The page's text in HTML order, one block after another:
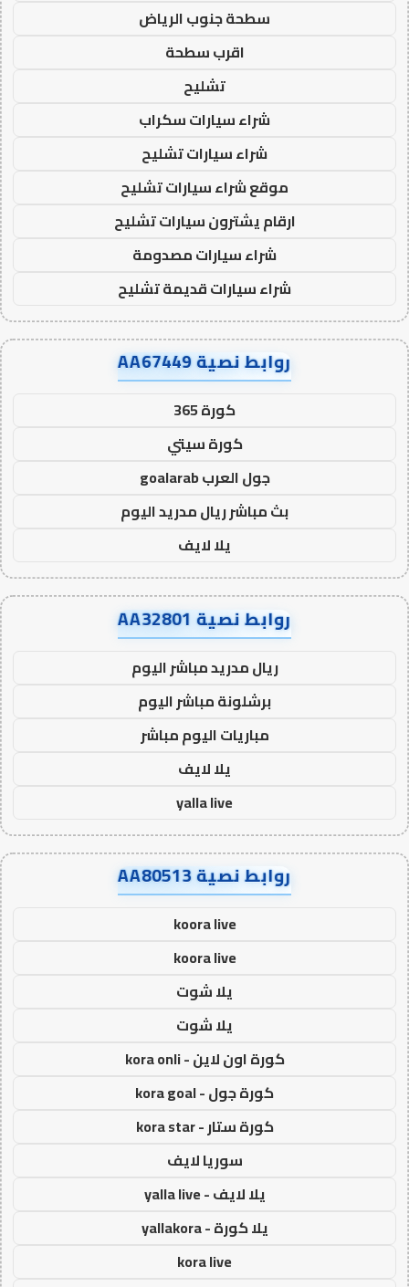
سطحة جنوب الرياض
اقرب سطحة
تشليح
شراء سيارات سكراب
شراء سيارات تشليح
موقع شراء سيارات تشليح
ارقام يشترون سيارات تشليح
شراء سيارات مصدومة
شراء سيارات قديمة تشليح
روابط نصية AA67449
كورة 365
كورة سيتي
جول العرب goalarab
بث مباشر ريال مدريد اليوم
يلا لايف
روابط نصية AA32801
ريال مدريد مباشر اليوم
برشلونة مباشر اليوم
مباريات اليوم مباشر
يلا لايف
yalla live
روابط نصية AA80513
koora live
koora live
يلا شوت
يلا شوت
كورة اون لاين - kora onli
كورة جول - kora goal
كورة ستار - kora star
سوريا لايف
يلا لايف - yalla live
يلا كورة - yallakora
kora live